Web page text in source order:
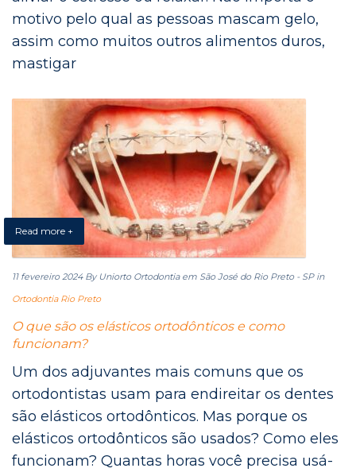
motivo pelo qual as pessoas mascam gelo,
assim como muitos outros alimentos duros,
mastigar
Read more +
11 fevereiro 2024 By Uniorto Ortodontia em São José do Rio Preto - SP in
Ortodontia Rio Preto
O que são os elásticos ortodônticos e como
funcionam?
Um dos adjuvantes mais comuns que os
ortodontistas usam para endireitar os dentes
são elásticos ortodônticos. Mas porque os
elásticos ortodônticos são usados? Como eles
funcionam? Quantas horas você precisa usá-